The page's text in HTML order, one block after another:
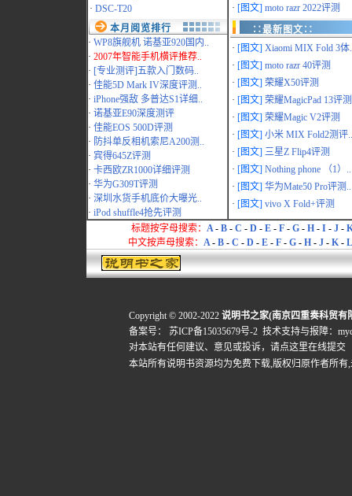
· DSC-T20
本月阅览排行
· WP8旗舰机 诺基亚920国内..
· 2007年智能手机横评推荐..
· [专业测评]五款入门数码..
· 佳能5D Mark IV深度评测..
· iPhone强敌 多普达S1详细..
· 诺基亚E90深度测评
· 佳能EOS 500D评测
· 防抖单反相机索尼A200测..
· 宾得645Z评测
· 卡西欧ZR1000详细评测
· 华为G309T评测
· 深圳水货手机底价大曝光..
· iPod shuffle4抢先评测
· [图文] moto razr 2022评测
∷最新图文∷
· [图文] Xiaomi MIX Fold 3体
· [图文] moto razr 40评测
· [图文] 荣耀X50评测
· [图文] 荣耀MagicPad 13评
· [图文] 荣耀Magic V2评测
· [图文] 小米 MIX Fold2测评..
· [图文] 三星Z Flip4评测
· [图文] Nothing phone （1）..
· [图文] 华为Mate50 Pro评测..
· [图文] vivo X Fold+评测
标题按字母搜索： A- B- C - D - E- F- G- H- I- J-
中文按声母搜索： A- B - C - D - E - F - G - H - J - K - L
Copyright © 2002-2022 说明书之家(南京四重奏科贸有
备案号：
苏ICP备15035679号-2 技术支持与报障：
对本站有任何建议、意见或投诉， 请点这里在线提交
本站所有说明书资源均为免费下载,版权归原作者所